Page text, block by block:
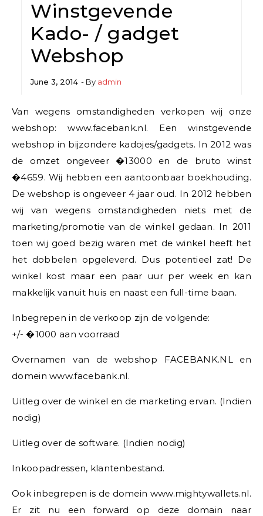
Winstgevende
Kado- / gadget
Webshop
June 3, 2014 - By admin
Van wegens omstandigheden verkopen wij onze
webshop: www.facebank.nl. Een winstgevende
webshop in bijzondere kadojes/gadgets. In 2012 was
de omzet ongeveer �13000 en de bruto winst
�4659. Wij hebben een aantoonbaar boekhouding.
De webshop is ongeveer 4 jaar oud. In 2012 hebben
wij van wegens omstandigheden niets met de
marketing/promotie van de winkel gedaan. In 2011
toen wij goed bezig waren met de winkel heeft het
het dobbelen opgeleverd. Dus potentieel zat! De
winkel kost maar een paar uur per week en kan
makkelijk vanuit huis en naast een full-time baan.
Inbegrepen in de verkoop zijn de volgende:
+/- �1000 aan voorraad
Overnamen van de webshop FACEBANK.NL en
domein www.facebank.nl.
Uitleg over de winkel en de marketing ervan. (Indien
nodig)
Uitleg over de software. (Indien nodig)
Inkoopadressen, klantenbestand.
Ook inbegrepen is de domein www.mightywallets.nl.
Er zit nu een forward op deze domain naar